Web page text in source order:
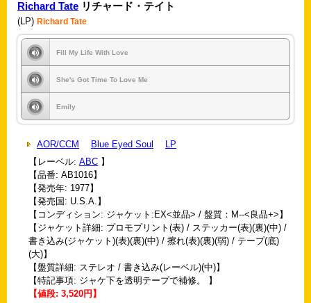
Richard Tate リチャード・テイト
(LP) Richard Tate
Fill My Life With Love
She's Got Time To Love Me
Emily
AOR/CCM Blue Eyed Soul
LP
【レーベル: ABC 】
【品番: AB1016】
【発売年: 1977】
【発売国: U.S.A.】
【コンディション: ジャケット:EX<並品> / 盤質：M--<良品+>】
【ジャケット詳細: プロモプリント(表) / ステッカー(表)(裏)(中) /
書き込み(ジャケット)(表)(裏)(中) / 擦れ(表)(裏)(弱) / テープ(底)
(大)】
【盤質詳細: ステレオ / 書き込み(レーベル)(中)】
【特記事項: ジャケ下を透明テープで補修。 】
【値段: 3,520円】